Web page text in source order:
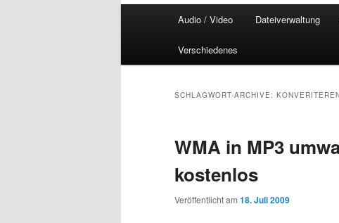
Audio / Video Dateiverwaltung
Verschiedenes
SCHLAGWORT-ARCHIVE:
WMA in MP3
kostenlos
Veröffentlicht am 18. Juli 2009